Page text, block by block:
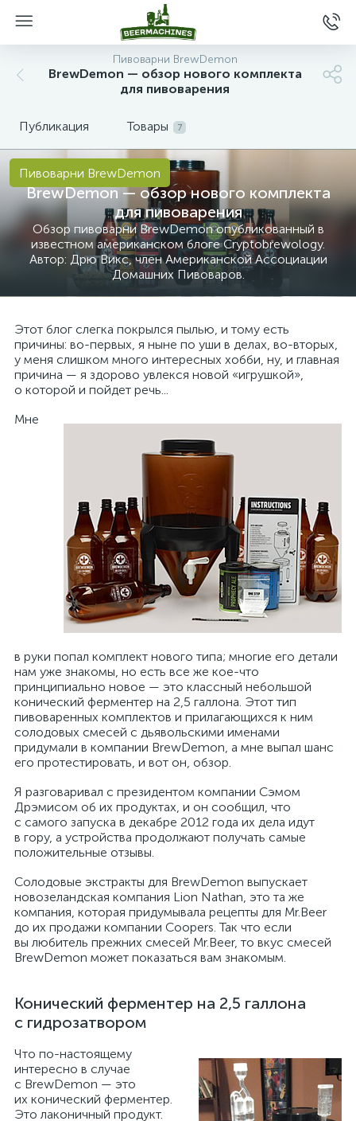
Пивоварни BrewDemon
BrewDemon — обзор нового комплекта
для пивоварения
Публикация Товары 7
BrewDemon — обзор нового комплекта
для пивоварения
Обзор пивоварни BrewDemon опубликованный в
известном американском блоге Cryptobrewology.
Автор: Дрю Викс, член Американской Ассоциации
Домашних Пивоваров.
Пивоварни BrewDemon
Этот блог слегка покрылся пылью, и тому есть
причины: во-первых, я ныне по уши в делах, во-вторых,
у меня слишком много интересных хобби, ну, и главная
причина — я здорово увлекся новой «игрушкой»,
о которой и пойдет речь...
Мне
в руки попал комплект нового типа; многие его детали
нам уже знакомы, но есть все же кое-что
принципиально новое — это классный небольшой
конический ферментер на 2,5 галлона. Этот тип
пивоваренных комплектов и прилагающихся к ним
солодовых смесей с дьявольскими именами
придумали в компании BrewDemon, а мне выпал шанс
его протестировать, и вот он, обзор.
Я разговаривал с президентом компании Сэмом
Дрэмисом об их продуктах, и он сообщил, что
с самого запуска в декабре 2012 года их дела идут
в гору, а устройства продолжают получать самые
положительные отзывы.
Солодовые экстракты для BrewDemon выпускает
новозеландская компания Lion Nathan, это та же
компания, которая придумывала рецепты для Mr.Beer
до их продажи компании Coopers. Так что если
вы любитель прежних смесей Mr.Beer, то вкус смесей
BrewDemon может показаться вам знакомым.
Конический ферментер на 2,5 галлона
с гидрозатвором
Что по-настоящему
интересно в случае
с BrewDemon — это
их конический ферментер.
Это лаконичный продукт.